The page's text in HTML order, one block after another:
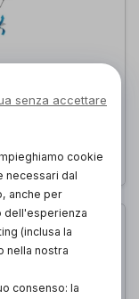
81,80€
senza accettare
cookie
necessari dal
anche per
dell'esperienza
(inclusa la
nella nostra
consenso: la